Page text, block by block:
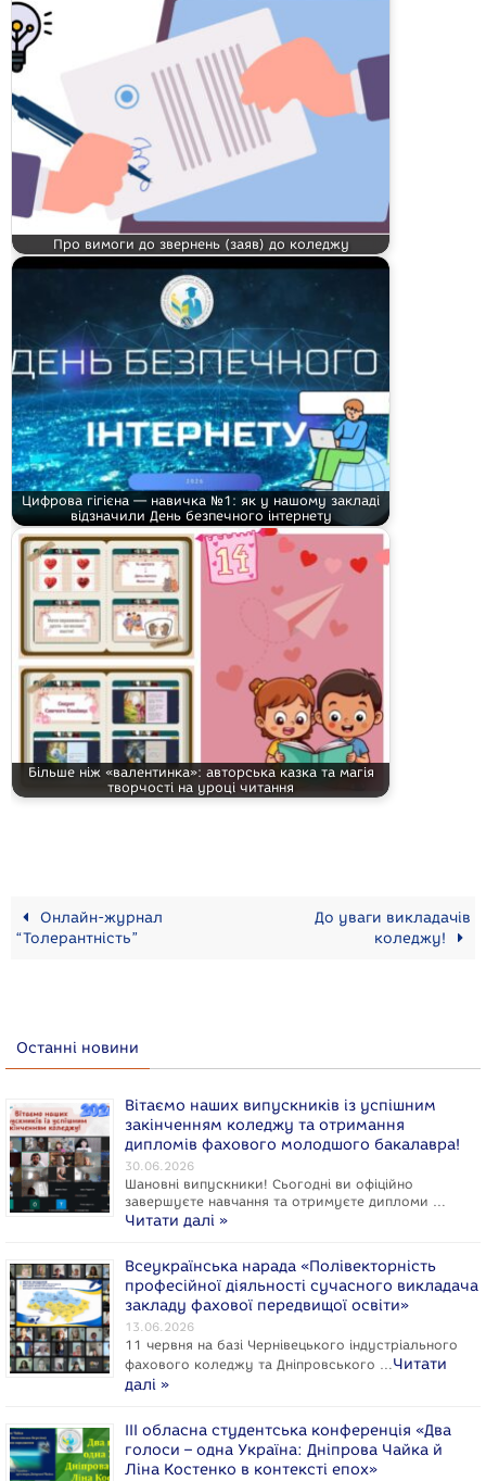
Про вимоги до звернень (заяв) до коледжу
Цифрова гігієна — навичка №1: як у нашому закладі
відзначили День безпечного інтернету
Більше ніж «валентинка»: авторська казка та магія
творчості на уроці читання
Онлайн-журнал
“Толерантність”
До уваги викладачів
коледжу!
Останні новини
Вітаємо наших випускників із успішним
закінченням коледжу та отримання
дипломів фахового молодшого бакалавра!
30.06.2026
Шановні випускники! Сьогодні ви офіційно
завершуєте навчання та отримуєте дипломи …
Читати далі »
Всеукраїнська нарада «Полівекторність
професійної діяльності сучасного викладача
закладу фахової передвищої освіти»
13.06.2026
11 червня на базі Чернівецького індустріального
фахового коледжу та Дніпровського … Читати
далі »
ІІІ обласна студентська конференція «Два
голоси – одна Україна: Дніпрова Чайка й
Ліна Костенко в контексті епох»